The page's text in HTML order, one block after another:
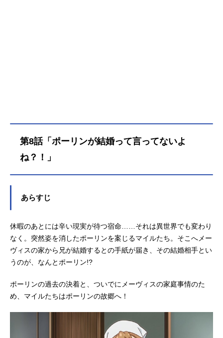
第8話「ポーリンが結婚って言ってないよ
ね？！」
あらすじ
休暇のあとには辛い現実が待つ宿命……それは異世界でも変わり
なく。突然姿を消したポーリンを案じるマイルたち。そこへメー
ヴィスの家から兄が結婚するとの手紙が届き、その結婚相手とい
うのが、なんとポーリン!?
ポーリンの過去の決着と、ついでにメーヴィスの家庭事情のた
め、マイルたちはポーリンの故郷へ！